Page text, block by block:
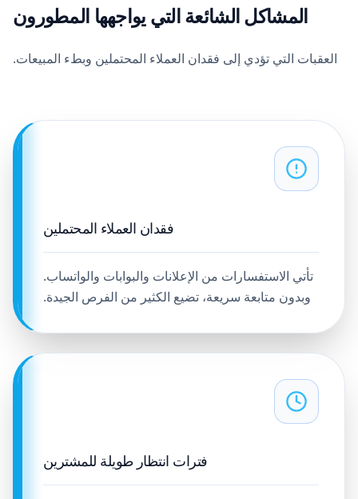
المشاكل الشائعة التي يواجهها المطورون
العقبات التي تؤدي إلى فقدان العملاء المحتملين وبطء المبيعات.
فقدان العملاء المحتملين
تأتي الاستفسارات من الإعلانات والبوابات والواتساب.
وبدون متابعة سريعة، تضيع الكثير من الفرص الجيدة.
فترات انتظار طويلة للمشترين